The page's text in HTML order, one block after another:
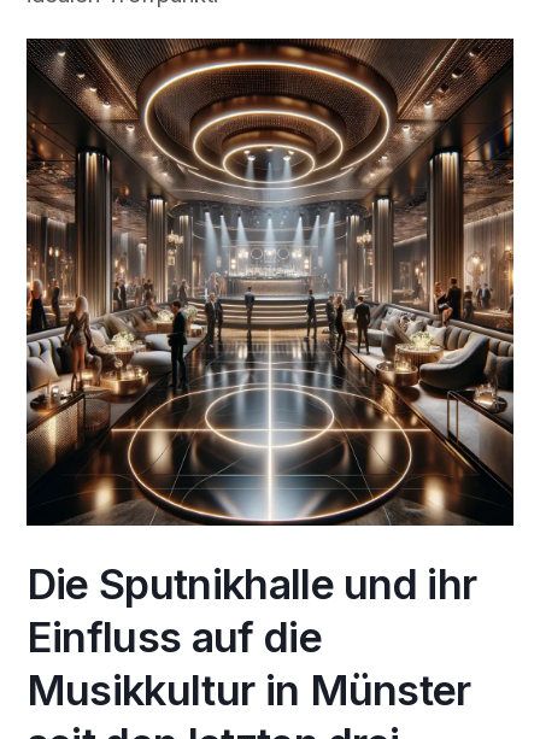
Die Sputnikhalle und ihr
Einfluss auf die
Musikkultur in Münster